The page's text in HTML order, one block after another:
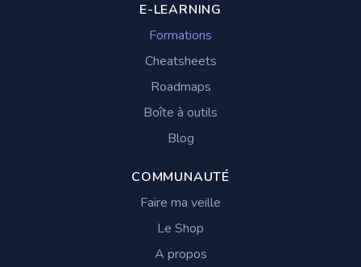
E-LEARNING
Formations
Cheatsheets
Roadmaps
Boîte à outils
Blog
COMMUNAUTÉ
Faire ma veille
Le Shop
A propos